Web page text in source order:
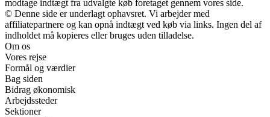
modtage indtægt fra udvalgte køb foretaget gennem vores side.
© Denne side er underlagt ophavsret. Vi arbejder med
affiliatepartnere og kan opnå indtægt ved køb via links. Ingen del af
indholdet må kopieres eller bruges uden tilladelse.
Om os
Vores rejse
Formål og værdier
Bag siden
Bidrag økonomisk
Arbejdssteder
Sektioner